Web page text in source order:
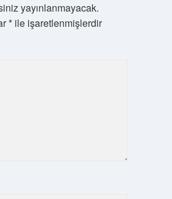
yayınlanmayacak.
*ile işaretlenmişlerdir